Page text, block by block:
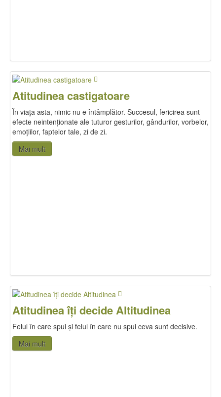
Atitudinea castigatoare
În viața asta, nimic nu e întâmplător. Succesul, fericirea sunt
efecte neintenționate ale tuturor gesturilor, gândurilor, vorbelor,
emoțiilor, faptelor tale, zi de zi.
Mai mult
Atitudinea îți decide Altitudinea
Felul în care spui și felul în care nu spui ceva sunt decisive.
Mai mult